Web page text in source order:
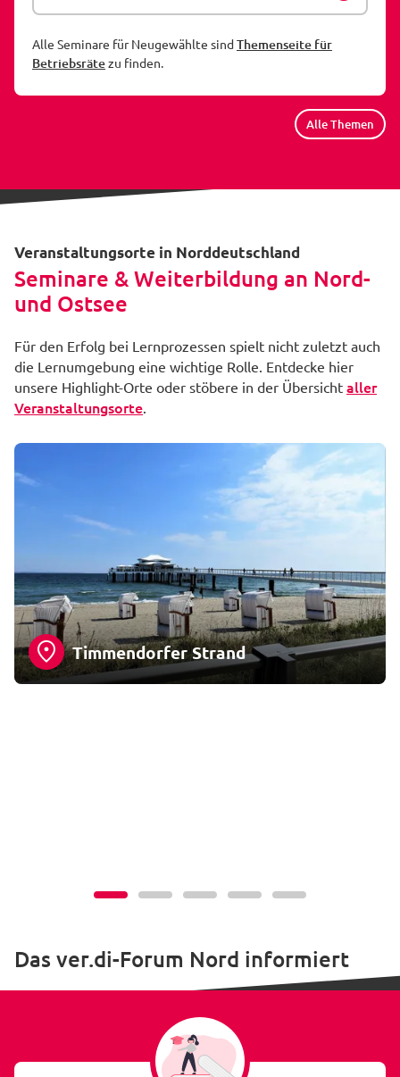
Alle Seminare für Neugewählte sindThemenseite für
Betriebsrätezu finden.
Alle Themen
Veranstaltungsorte in Norddeutschland
Seminare & Weiterbildung an Nord-
und Ostsee
Für den Erfolg bei Lernprozessen spielt nicht zuletzt auch
die Lernumgebung eine wichtige Rolle. Entdecke hier
unsere Highlight-Orte oder stöbere in der Übersicht aller
Veranstaltungsorte.
Timmendorfer Strand
Das ver.di-Forum Nord informiert